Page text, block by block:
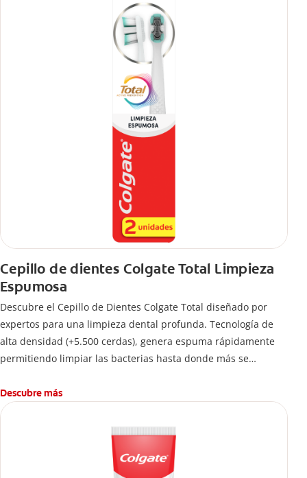
Cepillo de dientes Colgate Total Limpieza
Espumosa
Descubre el Cepillo de Dientes Colgate Total diseñado por
expertos para una limpieza dental profunda. Tecnología de
alta densidad (+5.500 cerdas), genera espuma rápidamente
permitiendo limpiar las bacterias hasta donde más se
Descubre más